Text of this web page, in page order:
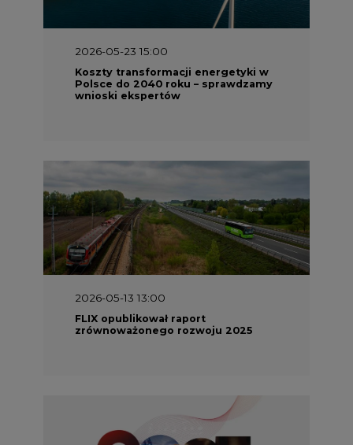
2026-05-23 15:00
Koszty transformacji energetyki w
Polsce do 2040 roku – sprawdzamy
wnioski ekspertów
2026-05-13 13:00
FLIX opublikował raport
zrównoważonego rozwoju 2025